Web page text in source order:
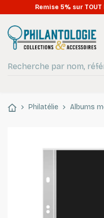
Remise 5% sur
Philatélie Albums